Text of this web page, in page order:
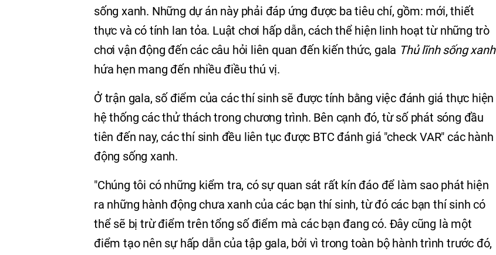
sống xanh. Những dự án này phải đáp ứng được ba tiêu chí, gồm: mới, thiết
thực và có tính lan tỏa. Luật chơi hấp dẫn, cách thể hiện linh hoạt từ những trò
chơi vận động đến các câu hỏi liên quan đến kiến thức, gala Thủ lĩnh sống xanh
hứa hẹn mang đến nhiều điều thú vị.
Ở trận gala, số điểm của các thí sinh sẽ được tính bằng việc đánh giá thực hiện
hệ thống các thử thách trong chương trình. Bên cạnh đó, từ số phát sóng đầu
tiên đến nay, các thí sinh đều liên tục được BTC đánh giá "check VAR" các hành
động sống xanh.
"Chúng tôi có những kiểm tra, có sự quan sát rất kín đáo để làm sao phát hiện
ra những hành động chưa xanh của các bạn thí sinh, từ đó các bạn thí sinh có
thể sẽ bị trừ điểm trên tổng số điểm mà các bạn đang có. Đây cũng là một
điểm tạo nên sự hấp dẫn của tập gala, bởi vì trong toàn bộ hành trình trước đó,